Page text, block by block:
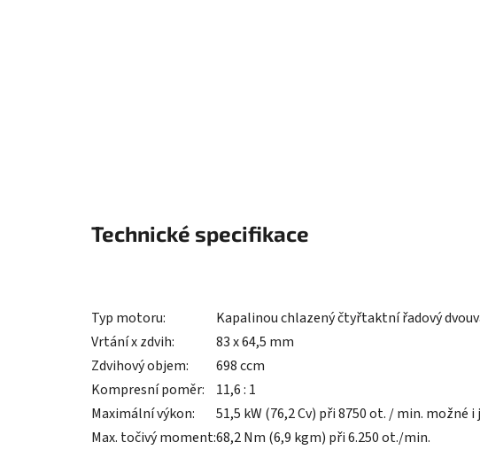
Technické specifikace
Typ motoru:
Kapalinou chlazený čtyřtaktní řadový
Vrtání x zdvih:
83 x 64,5 mm
Zdvihový objem:
698 ccm
Kompresní poměr:
11,6 : 1
Maximální výkon:
51,5 kW (76,2 Cv) při 8750 ot. / min. možné i
Max. točivý moment:68,2 Nm (6,9 kgm) při 6.250 ot./min.